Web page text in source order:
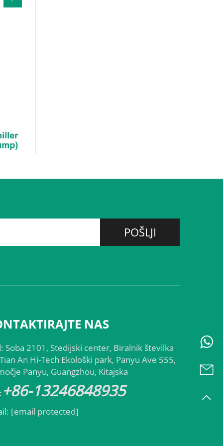
POŠLJI
NAS
Soba 2101, Stedijski center, Biralnik številka
An Hi-Tech Ekološki park, Panyu Ave 555,
Panyu, Guangzhou, Kitajska
+86-13246848935
[email protected]